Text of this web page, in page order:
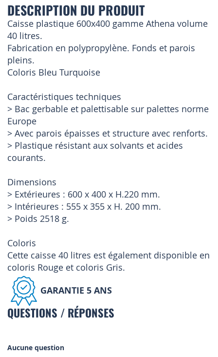
DESCRIPTION DU PRODUIT
Caisse plastique 600x400 gamme Athena volume
40 litres.
Fabrication en polypropylène. Fonds et parois
pleins.
Coloris Bleu Turquoise
Caractéristiques techniques
> Bac gerbable et palettisable sur palettes norme
Europe
> Avec parois épaisses et structure avec renforts.
> Plastique résistant aux solvants et acides
courants.
Dimensions
> Extérieures : 600 x 400 x H.220 mm.
> Intérieures : 555 x 355 x H. 200 mm.
> Poids 2518 g.
Coloris
Cette caisse 40 litres est également disponible en
coloris Rouge et coloris Gris.
GARANTIE 5 ANS
QUESTIONS / RÉPONSES
Aucune question